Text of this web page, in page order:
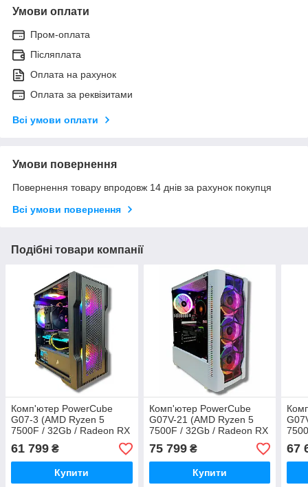
Умови оплати
Пром-оплата
Післяплата
Оплата на рахунок
Оплата за реквізитами
Всі умови оплати
Умови повернення
Повернення товару впродовж 14 днів за рахунок покупця
Всі умови повернення
Подібні товари компанії
Комп'ютер PowerCube
G07-3 (AMD Ryzen 5
7500F / 32Gb / Radeon RX
7600 8GB / SSD 1Tb /
600W / USB 3.2)
61 799 ₴
Купити
Комп'ютер PowerCube
G07V-21 (AMD Ryzen 5
7500F / 32Gb / Radeon RX
7800 XT 16Gb / SSD 1Tb /
750W / USB 3.2)
75 799₴
Купити
67